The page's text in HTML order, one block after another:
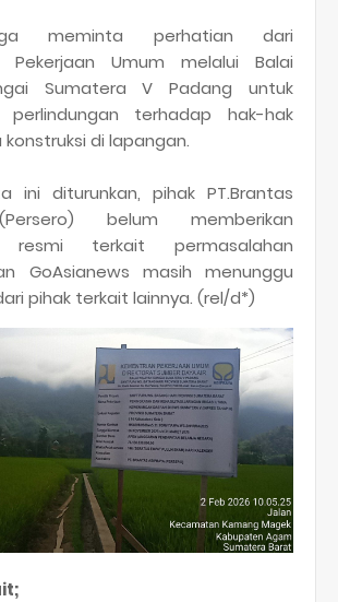
meminta perhatian dari
Pekerjaan Umum melalui Balai
Sumatera V Padang untuk
perlindungan terhadap hak-hak
di lapangan.
ini diturunkan, pihak PT.Brantas
belum memberikan
resmi terkait permasalahan
GoAsianews masih menunggu
pihak terkait lainnya. (rel/d*)